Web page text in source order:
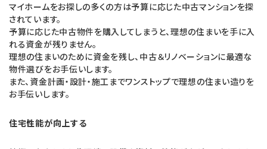
マイホームをお探しの多くの方は予算に応じた中古マンションを探
されています。
予算に応じた中古物件を購入してしまうと、理想の住まいを手に入
れる資金が残りません。
理想の住まいのために資金を残し、中古＆リノベーションに最適な
物件選びをお手伝いします。
また、資金計画・設計・施工までワンストップで理想の住まい造りを
お手伝いします。
住宅性能が向上する